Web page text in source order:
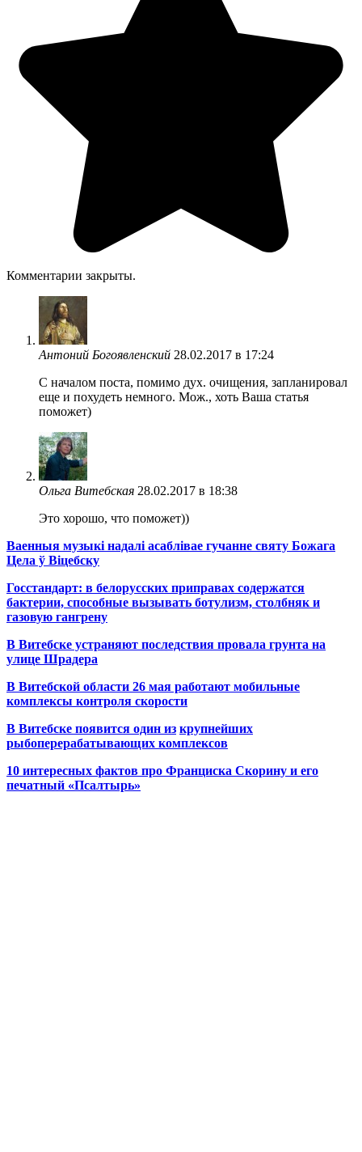
Комментарии закрыты.
Антоний Богоявленский 28.02.2017 в 17:24
С началом поста, помимо дух. очищения, запланировал
еще и похудеть немного. Мож., хоть Ваша статья
поможет)
Ольга Витебская 28.02.2017 в 18:38
Это хорошо, что поможет))
Ваенныя музыкі надалі асаблівае гучанне святу Божага
Цела ў Віцебску
Госстандарт: в белорусских приправах содержатся
бактерии, способные вызывать ботулизм, столбняк и
газовую гангрену
В Витебске устраняют последствия провала грунта на
улице Шрадера
В Витебской области 26 мая работают мобильные
комплексы контроля скорости
В Витебске появится один из крупнейших
рыбоперерабатывающих комплексов
10 интересных фактов про Франциска Скорину и его
печатный «Псалтырь»